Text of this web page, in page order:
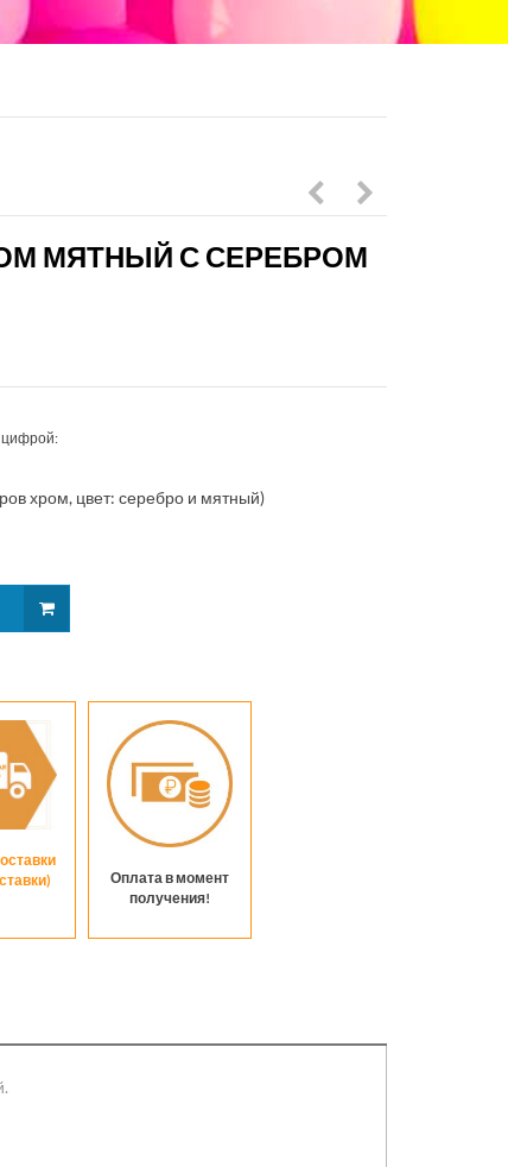
черно-
с
с
цифрой
МЯТНЫЙ С СЕРЕБРОМ
цифрой:
хром, цвет: серебро и мятный)
Оплата в момент
получения!